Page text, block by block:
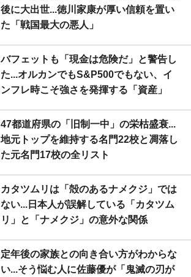
後に大出世...徳川家康が厚い信頼を置い
た「戦国最大の悪人」
バフェットも「現金は危険だ」と警告し
た...オルカンでもS&P500でもない、イ
ンフレ時こそ強さを発揮する「資産」
47都道府県の「旧制一中」の栄枯盛衰...
地元トップを維持する名門22校と凋落し
た元名門17校の全リスト
カタツムリは「殻のあるナメクジ」では
ない...日本人が誤解している「カタツム
リ」と「ナメクジ」の意外な関係
定年後の家族との向き合い方がわからな
い...そう悩む人に佐藤優が「鬼滅の刃が